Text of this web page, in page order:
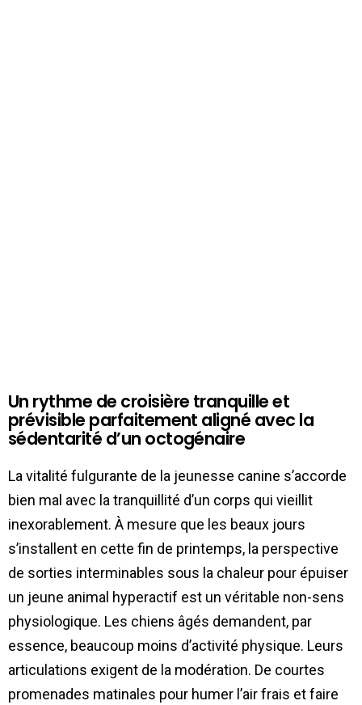
Un rythme de croisière tranquille et
prévisible parfaitement aligné avec la
sédentarité d’un octogénaire
La vitalité fulgurante de la jeunesse canine s’accorde
bien mal avec la tranquillité d’un corps qui vieillit
inexorablement. À mesure que les beaux jours
s’installent en cette fin de printemps, la perspective
de sorties interminables sous la chaleur pour épuiser
un jeune animal hyperactif est un véritable non-sens
physiologique. Les chiens âgés demandent, par
essence, beaucoup moins d’activité physique. Leurs
articulations exigent de la modération. De courtes
promenades matinales pour humer l’air frais et faire